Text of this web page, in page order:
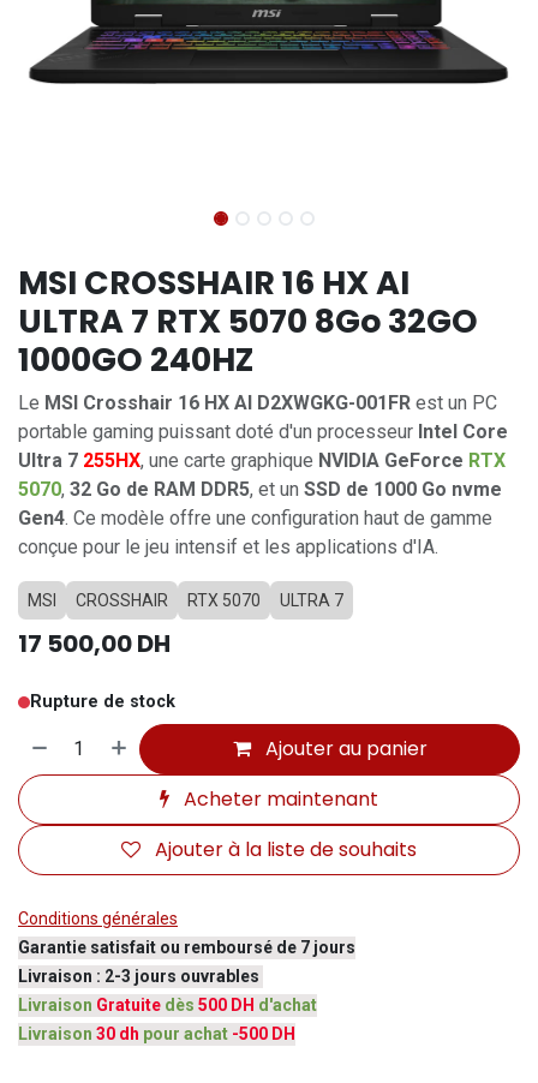
MSI CROSSHAIR 16 HX AI
ULTRA 7 RTX 5070 8Go 32GO
1000GO 240HZ
Le MSI Crosshair 16 HX AI D2XWGKG-001FR est un PC
portable gaming puissant doté d'un processeur Intel Core
Ultra 7 255HX, une carte graphique NVIDIA GeForce RTX
5070, 32 Go de RAM DDR5, et un SSD de 1000 Go nvme
Gen4. Ce modèle offre une configuration haut de gamme
conçue pour le jeu intensif et les applications d'IA.
MSI CROSSHAIR RTX 5070 ULTRA 7
17 500,00DH
Rupture de stock
Ajouter au panier
Acheter maintenant
Ajouter à la liste de souhaits
Conditions générales
Garantie satisfait ou remboursé de 7 jours
Livraison : 2-3 jours ouvrables
Livraison Gratuite dès 500 DH d'achat
Livraison 30 dh pour achat -500 DH